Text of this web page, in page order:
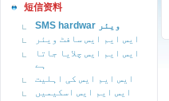
短信资料
SMS hardwar ویئر
ایس ایم ایس سافٹ ویئر
ایس ایم ایس چلایا جاتا
ہے
ایس ایم ایس کی اہلیت
ایس ایم ایس اسکیمیں